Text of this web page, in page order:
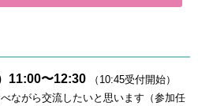
11:00〜12:30 （10:45受付開始）
ながら交流したいと思います（参加任